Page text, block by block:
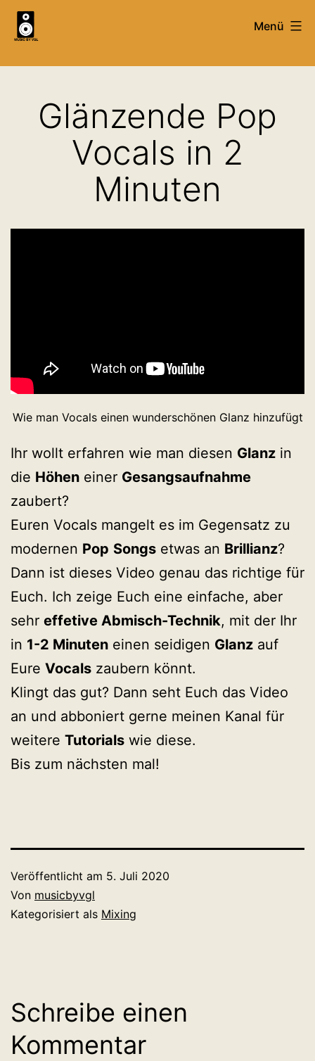
Zum
Inhalt
Mixing,
-
Menü
Glänzende Pop
Vocals in 2
Minuten
Wie man Vocals einen wunderschönen Glanz hinzufügt
Ihr wollt erfahren wie man diesen Glanz in
die Höhen einer Gesangsaufnahme
zaubert?
Euren Vocals mangelt es im Gegensatz zu
modernen Pop Songs etwas an Brillianz?
Dann ist dieses Video genau das richtige für
Euch. Ich zeige Euch eine einfache, aber
sehr effetive Abmisch-Technik, mit der Ihr
in 1-2 Minuten einen seidigen Glanz auf
Eure Vocals zaubern könnt.
Klingt das gut? Dann seht Euch das Video
an und abboniert gerne meinen Kanal für
weitere Tutorials wie diese.
Bis zum nächsten mal!
Veröffentlicht am 5. Juli 2020
Von musicbyvgl
Kategorisiert als Mixing
Schreibe einen
Kommentar